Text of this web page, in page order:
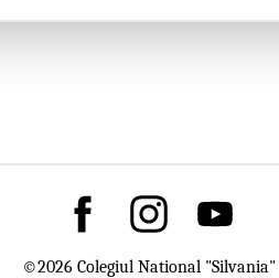
©2026 Colegiul National "Silvania"